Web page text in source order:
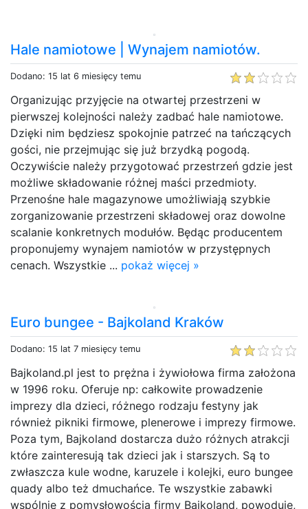
Hale namiotowe | Wynajem namiotów.
Dodano: 15 lat 6 miesięcy temu
Organizując przyjęcie na otwartej przestrzeni w
pierwszej kolejności należy zadbać hale namiotowe.
Dzięki nim będziesz spokojnie patrzeć na tańczących
gości, nie przejmując się już brzydką pogodą.
Oczywiście należy przygotować przestrzeń gdzie jest
możliwe składowanie różnej maści przedmioty.
Przenośne hale magazynowe umożliwiają szybkie
zorganizowanie przestrzeni składowej oraz dowolne
scalanie konkretnych modułów. Będąc producentem
proponujemy wynajem namiotów w przystępnych
cenach. Wszystkie ... pokaż więcej »
Euro bungee - Bajkoland Kraków
Dodano: 15 lat 7 miesięcy temu
Bajkoland.pl jest to prężna i żywiołowa firma założona
w 1996 roku. Oferuje np: całkowite prowadzenie
imprezy dla dzieci, różnego rodzaju festyny jak
również pikniki firmowe, plenerowe i imprezy firmowe.
Poza tym, Bajkoland dostarcza dużo różnych atrakcji
które zainteresują tak dzieci jak i starszych. Są to
zwłaszcza kule wodne, karuzele i kolejki, euro bungee
quady albo też dmuchańce. Te wszystkie zabawki
wspólnie z pomysłowością firmy Bajkoland, powoduje,